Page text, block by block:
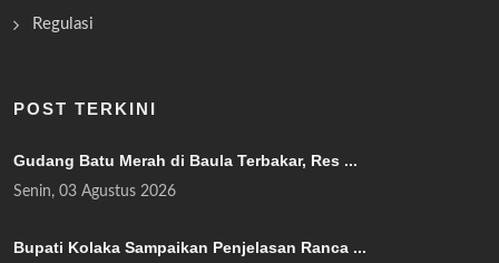
Regulasi
POST TERKINI
Gudang Batu Merah di Baula Terbakar, Res ...
Senin, 03 Agustus 2026
Bupati Kolaka Sampaikan Penjelasan Ranca ...